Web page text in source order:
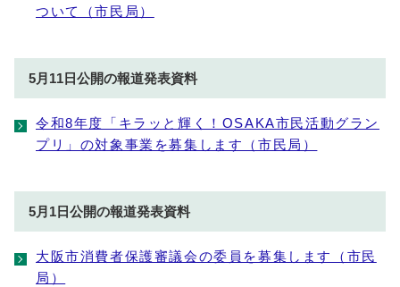
ついて（市民局）
5月11日公開の報道発表資料
令和8年度「キラッと輝く！OSAKA市民活動グラン
プリ」の対象事業を募集します（市民局）
5月1日公開の報道発表資料
大阪市消費者保護審議会の委員を募集します（市民
局）